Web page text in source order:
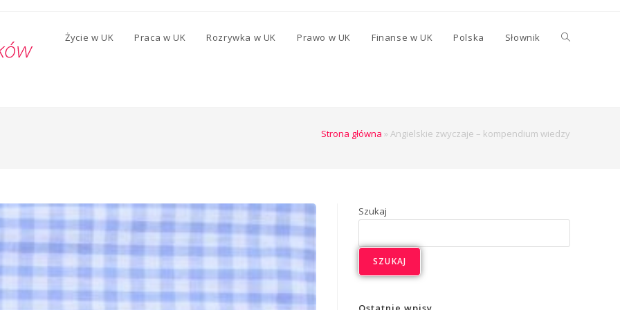
Życie w UK Praca w UK Rozrywka w UK Prawo w UK Finanse w UK Polska Słownik
Strona główna » Angielskie zwyczaje – kompendium wiedzy
Szukaj
SZUKAJ